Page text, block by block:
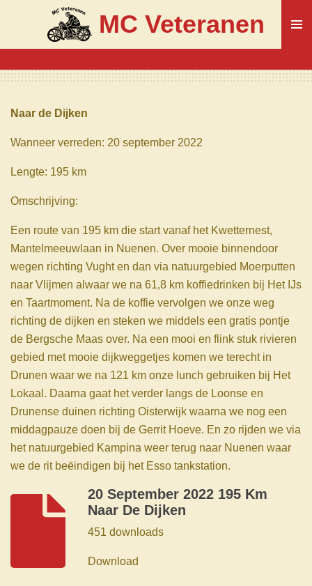
naar
de
MC Veteranen
Naar de Dijken
Wanneer verreden: 20 september 2022
Lengte: 195 km
Omschrijving:
Een route van 195 km die start vanaf het Kwetternest,
Mantelmeeuwlaan in Nuenen. Over mooie binnendoor
wegen richting Vught en dan via natuurgebied Moerputten
naar Vlijmen alwaar we na 61,8 km koffiedrinken bij Het IJs
en Taartmoment. Na de koffie vervolgen we onze weg
richting de dijken en steken we middels een gratis pontje
de Bergsche Maas over. Na een mooi en flink stuk rivieren
gebied met mooie dijkweggetjes komen we terecht in
Drunen waar we na 121 km onze lunch gebruiken bij Het
Lokaal. Daarna gaat het verder langs de Loonse en
Drunense duinen richting Oisterwijk waarna we nog een
middagpauze doen bij de Gerrit Hoeve. En zo rijden we via
het natuurgebied Kampina weer terug naar Nuenen waar
we de rit beëindigen bij het Esso tankstation.
20 September 2022 195 Km
Naar De Dijken
451 downloads
Download